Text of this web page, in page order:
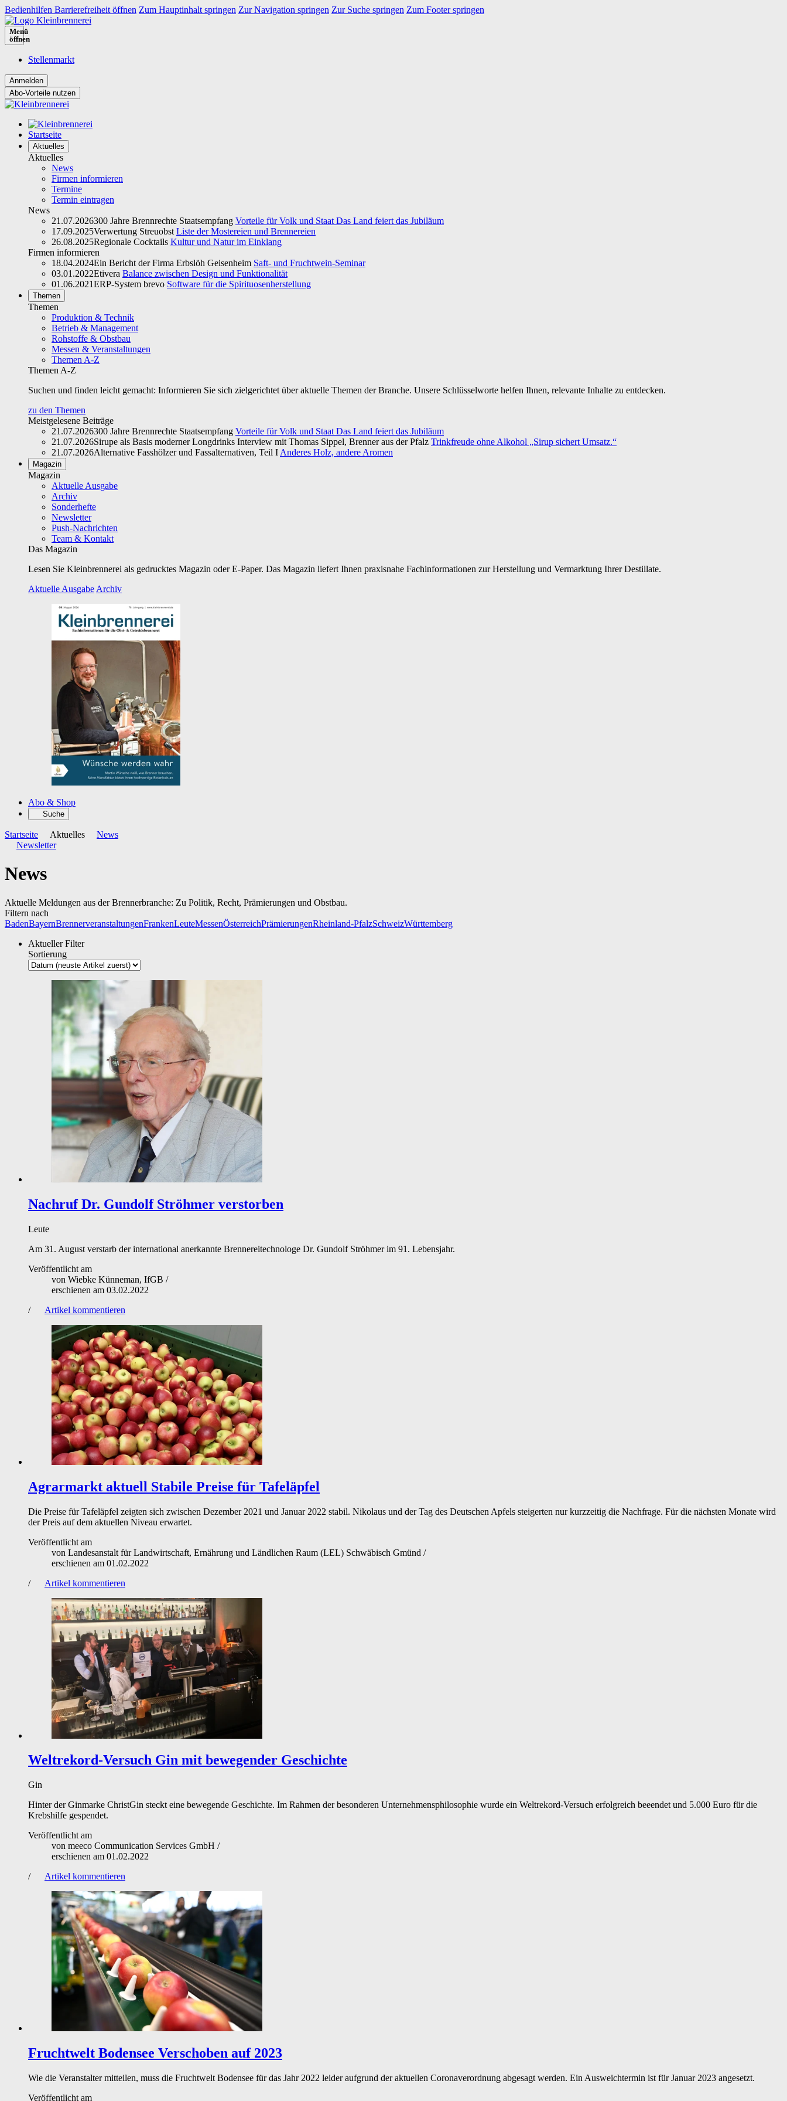
Bedienhilfen Barrierefreiheit öffnen Zum Hauptinhalt springen Zur Navigation springen Zur Suche springen Zum Footer springen
Menü
öffnen
Stellenmarkt
Abo-Vorteile nutzen
Startseite
Aktuelles
Aktuelles
News
Firmen informieren
Termine
Termin eintragen
News
21.07.2026300 Jahre Brennrechte Staatsempfang Vorteile für Volk und Staat Das Land feiert das Jubiläum
17.09.2025Verwertung Streuobst Liste der Mostereien und Brennereien
26.08.2025Regionale Cocktails Kultur und Natur im Einklang
Firmen informieren
18.04.2024Ein Bericht der Firma Erbslöh Geisenheim Saft- und Fruchtwein-Seminar
03.01.2022Etivera Balance zwischen Design und Funktionalität
01.06.2021ERP-System brevo Software für die Spirituosenherstellung
Themen
Themen
Produktion & Technik
Betrieb & Management
Rohstoffe & Obstbau
Messen & Veranstaltungen
Themen A-Z
Themen A-Z
Suchen und finden leicht gemacht: Informieren Sie sich zielgerichtet über aktuelle Themen der Branche. Unsere Schlüsselworte helfen Ihnen, relevante Inhalte zu entdecken.
zu den Themen
Meistgelesene Beiträge
21.07.2026300 Jahre Brennrechte Staatsempfang Vorteile für Volk und Staat Das Land feiert das Jubiläum
21.07.2026Sirupe als Basis moderner Longdrinks Interview mit Thomas Sippel, Brenner aus der Pfalz Trinkfreude ohne Alkohol „Sirup sichert Umsatz.“
21.07.2026Alternative Fasshölzer und Fassalternativen, Teil I Anderes Holz, andere Aromen
Magazin
Magazin
Aktuelle Ausgabe
Archiv
Sonderhefte
Newsletter
Push-Nachrichten
Team & Kontakt
Das Magazin
Lesen Sie Kleinbrennerei als gedrucktes Magazin oder E-Paper. Das Magazin liefert Ihnen praxisnahe Fachinformationen zur Herstellung und Vermarktung Ihrer Destillate.
Aktuelle Ausgabe Archiv
Abo & Shop
Suche
Startseite Aktuelles
News
Newsletter
News
Aktuelle Meldungen aus der Brennerbranche: Zu Politik, Recht, Prämierungen und Obstbau.
Filtern nach
BadenBayernBrennerveranstaltungenFrankenLeuteMessenÖsterreichPrämierungenRheinland-PfalzSchweizWürttemberg
Aktueller Filter
Sortierung
Nachruf Dr. Gundolf Ströhmer verstorben
Leute
Am 31. August verstarb der international anerkannte Brennereitechnologe Dr. Gundolf Ströhmer im 91. Lebensjahr.
Veröffentlicht am
von Wiebke Künneman, IfGB /
erschienen am 03.02.2022
/
Artikel kommentieren
Agrarmarkt aktuell Stabile Preise für Tafeläpfel
Die Preise für Tafeläpfel zeigten sich zwischen Dezember 2021 und Januar 2022 stabil. Nikolaus und der Tag des Deutschen Apfels steigerten nur kurzzeitig die Nachfrage. Für die nächsten Monate wird
der Preis auf dem aktuellen Niveau erwartet.
Veröffentlicht am
von Landesanstalt für Landwirtschaft, Ernährung und Ländlichen Raum (LEL) Schwäbisch Gmünd /
erschienen am 01.02.2022
/
Artikel kommentieren
Weltrekord-Versuch Gin mit bewegender Geschichte
Gin
Hinter der Ginmarke ChristGin steckt eine bewegende Geschichte. Im Rahmen der besonderen Unternehmensphilosophie wurde ein Weltrekord-Versuch erfolgreich beeendet und 5.000 Euro für die
Krebshilfe gespendet.
Veröffentlicht am
von meeco Communication Services GmbH /
erschienen am 01.02.2022
/
Artikel kommentieren
Fruchtwelt Bodensee Verschoben auf 2023
Wie die Veranstalter mitteilen, muss die Fruchtwelt Bodensee für das Jahr 2022 leider aufgrund der aktuellen Coronaverordnung abgesagt werden. Ein Ausweichtermin ist für Januar 2023 angesetzt.
Veröffentlicht am